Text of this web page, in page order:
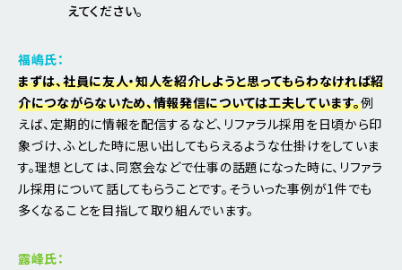
えてください。
福嶋氏：
まずは、社員に友人・知人を紹介しようと思ってもらわなければ紹
介につながらないため、情報発信については工夫しています。例
えば、定期的に情報を配信するなど、リファラル採用を日頃から印
象づけ、ふとした時に思い出してもらえるような仕掛けをしていま
す。理想としては、同窓会などで仕事の話題になった時に、リファラ
ル採用について話してもらうことです。そういった事例が1件でも
多くなることを目指して取り組んでいます。
露峰氏：